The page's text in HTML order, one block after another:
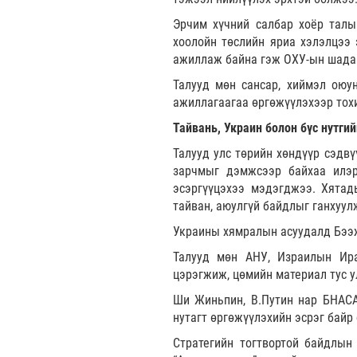
Эрчим хүчний салбар хоёр
хоолойн төслийн яриа
ажиллаж байна гэж ОХУ-ын
Талууд мөн сансар, хиймэл
ажиллагаагаа өргөжүүлэхээр
Тайвань, Украин болон бүс
Талууд улс төрийн хөндүүр
зарчмыг дэмжсээр байхаа
эсэргүүцэхээ мэдэгджээ.
тайван, аюулгүй байдлыг
Украины хямралын асуудалд
Талууд мөн АНУ, Израилын
цэрэгжиж, цөмийн материал тус
Ши Жиньпин, В.Путин нар
нутагт өргөжүүлэхийн эсрэг
Стратегийн тогтвортой